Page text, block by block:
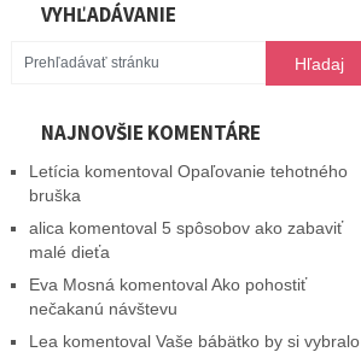
VYHĽADÁVANIE
NAJNOVŠIE KOMENTÁRE
Letícia komentoval Opaľovanie tehotného
bruška
alica komentoval 5 spôsobov ako zabaviť
malé dieťa
Eva Mosná komentovalAko pohostiť
nečakanú návštevu
Lea komentoval Vaše bábätko by si vybralo